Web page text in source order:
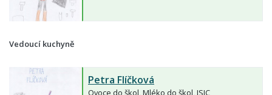
Vedoucí kuchyně
Petra Flíčková
Ovoce do škol, Mléko do škol, ISIC